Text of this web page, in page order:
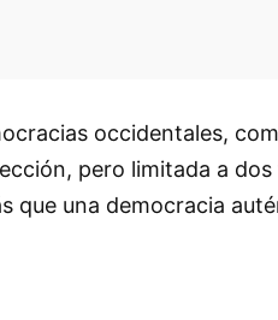
occidentales,
pero limitada a
que una democracia